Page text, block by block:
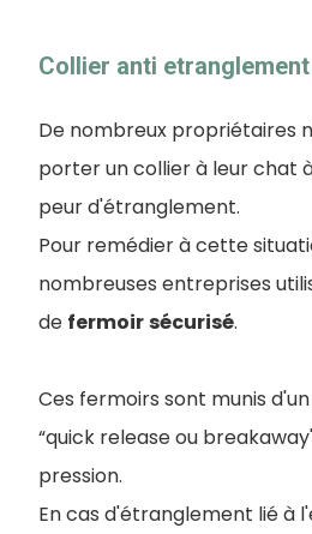
Collier anti
De nombreux propriétaires
porter un collier à leur chat
peur d'étranglement.
Pour remédier à cette
nombreuses entreprises
de fermoirsécurisé.
Ces fermoirs sont munis
“quick release ou
pression.
En cas d'étranglement lié à